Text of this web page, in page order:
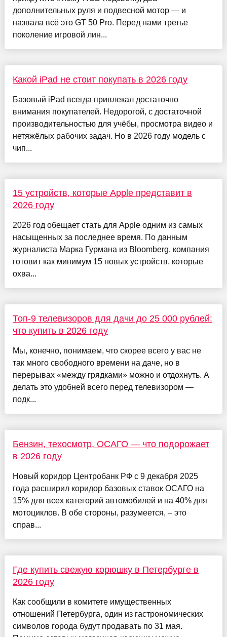
дополнительных руля и подвесной мотор — и
назвала всё это GT 50 Pro. Перед нами третье
поколение игровой лин...
Какой iPad не стоит покупать в 2026 году
Базовый iPad всегда привлекал достаточно
внимания покупателей. Недорогой, с достаточной
производительностью для учёбы, просмотра видео и
нетяжёлых рабочих задач. Но в 2026 году модель с
чип...
15 устройств, которые Apple представит в
2026 году
2026 год обещает стать для Apple одним из самых
насыщенных за последнее время. По данным
журналиста Марка Гурмана из Bloomberg, компания
готовит как минимум 15 новых устройств, которые
охва...
Топ-9 телевизоров для дачи до 25 000 рублей:
что купить в 2026 году
Мы, конечно, понимаем, что скорее всего у вас не
так много свободного времени на даче, но в
перерывах «между грядками» можно и отдохнуть. А
делать это удобней всего перед телевизором —
подк...
Бензин, техосмотр, ОСАГО — что подорожает
в 2026 году
Новый коридор Центробанк РФ с 9 декабря 2025
года расширил коридор базовых ставок ОСАГО на
15% для всех категорий автомобилей и на 40% для
мотоциклов. В обе стороны, разумеется, – это
справ...
Где купить свежую корюшку в Петербурге в
2026 году
Как сообщили в комитете имущественных
отношений Петербурга, один из гастрономических
символов города будут продавать по 31 мая.